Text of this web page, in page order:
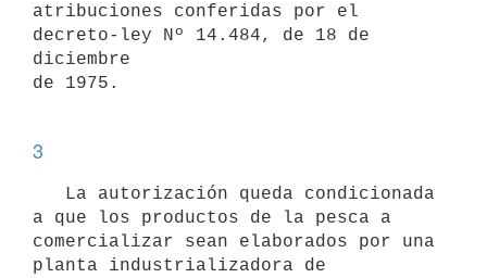
atribuciones conferidas por el
decreto-ley Nº 14.484, de 18 de
diciembre
de 1975.
3
a que los productos de la pesca a
comercializar sean elaborados por una
planta industrializadora de